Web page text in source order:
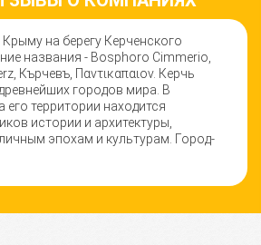
на берегу Керченского
названия - Bosphoro Cimmerio,
Кърчевъ, Παντικαπαιον. Керчь
городов мира. В
территории находится
истории и архитектуры,
эпохам и культурам. Город-